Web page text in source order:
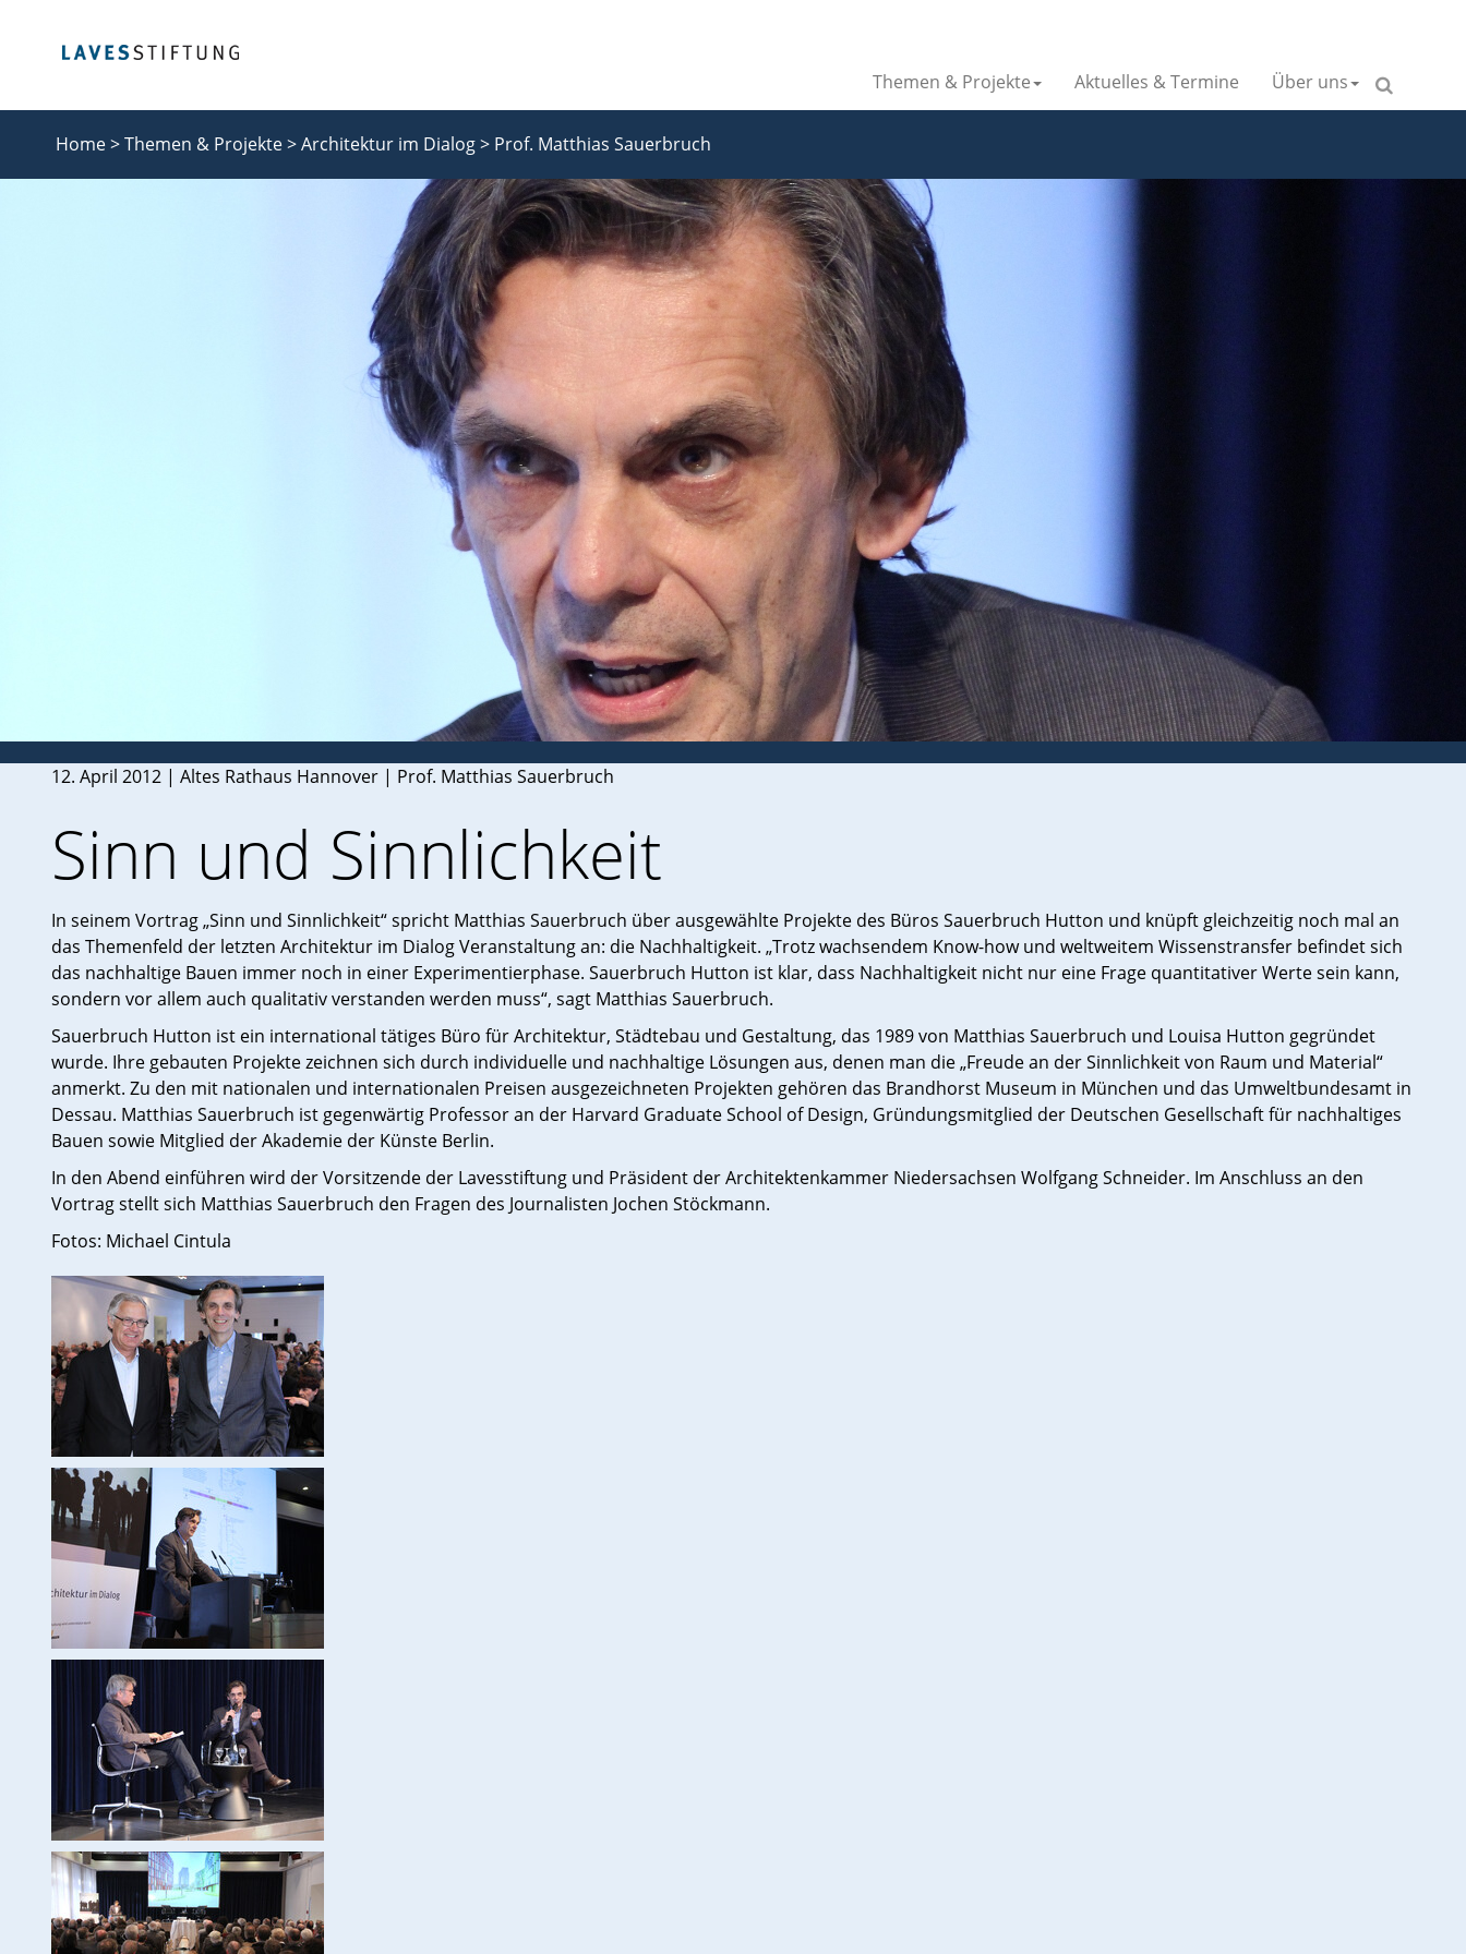
Themen & Projekte Aktuelles & Termine Über uns
Home >Themen & Projekte >Architektur im Dialog > Prof. Matthias Sauerbruch
12. April 2012 | Altes Rathaus Hannover | Prof. Matthias Sauerbruch
Sinn und Sinnlichkeit
In seinem Vortrag „Sinn und Sinnlichkeit“ spricht Matthias Sauerbruch über ausgewählte Projekte des Büros Sauerbruch Hutton und knüpft gleichzeitig noch mal an
das Themenfeld der letzten Architektur im Dialog Veranstaltung an: die Nachhaltigkeit. „Trotz wachsendem Know-how und weltweitem Wissenstransfer befindet sich
das nachhaltige Bauen immer noch in einer Experimentierphase. Sauerbruch Hutton ist klar, dass Nachhaltigkeit nicht nur eine Frage quantitativer Werte sein kann,
sondern vor allem auch qualitativ verstanden werden muss“, sagt Matthias Sauerbruch.
Sauerbruch Hutton ist ein international tätiges Büro für Architektur, Städtebau und Gestaltung, das 1989 von Matthias Sauerbruch und Louisa Hutton gegründet
wurde. Ihre gebauten Projekte zeichnen sich durch individuelle und nachhaltige Lösungen aus, denen man die „Freude an der Sinnlichkeit von Raum und Material“
anmerkt. Zu den mit nationalen und internationalen Preisen ausgezeichneten Projekten gehören das Brandhorst Museum in München und das Umweltbundesamt in
Dessau. Matthias Sauerbruch ist gegenwärtig Professor an der Harvard Graduate School of Design, Gründungsmitglied der Deutschen Gesellschaft für nachhaltiges
Bauen sowie Mitglied der Akademie der Künste Berlin.
In den Abend einführen wird der Vorsitzende der Lavesstiftung und Präsident der Architektenkammer Niedersachsen Wolfgang Schneider. Im Anschluss an den
Vortrag stellt sich Matthias Sauerbruch den Fragen des Journalisten Jochen Stöckmann.
Fotos: Michael Cintula